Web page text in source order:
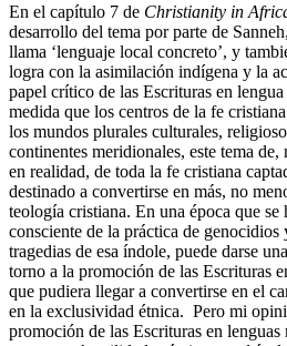
En el capítulo 7 de Christianity in
desarrollo del tema por parte de
llama ‘lenguaje local concreto’, y
logra con la asimilación indígena y la
papel crítico de las Escrituras en
medida que los centros de la fe
los mundos plurales culturales,
continentes meridionales, este tema
en realidad, de toda la fe cristiana
destinado a convertirse en más, no
teología cristiana. En una época que se
consciente de la práctica de
tragedias de esa índole, puede darse
torno a la promoción de las Escrituras
que pudiera llegar a convertirse en el
en la exclusividad étnica. Pero mi
promoción de las Escrituras en lenguas